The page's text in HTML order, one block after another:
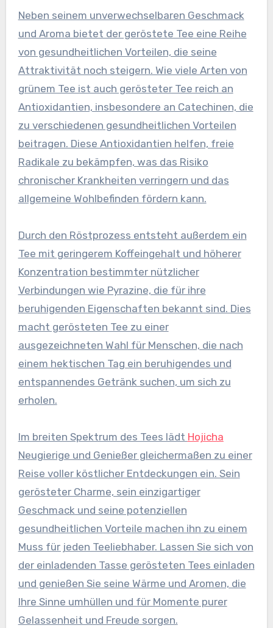
Neben seinem unverwechselbaren Geschmack
und Aroma bietet der geröstete Tee eine Reihe
von gesundheitlichen Vorteilen, die seine
Attraktivität noch steigern. Wie viele Arten von
grünem Tee ist auch gerösteter Tee reich an
Antioxidantien, insbesondere an Catechinen, die
zu verschiedenen gesundheitlichen Vorteilen
beitragen. Diese Antioxidantien helfen, freie
Radikale zu bekämpfen, was das Risiko
chronischer Krankheiten verringern und das
allgemeine Wohlbefinden fördern kann.
Durch den Röstprozess entsteht außerdem ein
Tee mit geringerem Koffeingehalt und höherer
Konzentration bestimmter nützlicher
Verbindungen wie Pyrazine, die für ihre
beruhigenden Eigenschaften bekannt sind. Dies
macht gerösteten Tee zu einer
ausgezeichneten Wahl für Menschen, die nach
einem hektischen Tag ein beruhigendes und
entspannendes Getränk suchen, um sich zu
erholen.
Im breiten Spektrum des Tees lädt Hojicha
Neugierige und Genießer gleichermaßen zu einer
Reise voller köstlicher Entdeckungen ein. Sein
gerösteter Charme, sein einzigartiger
Geschmack und seine potenziellen
gesundheitlichen Vorteile machen ihn zu einem
Muss für jeden Teeliebhaber. Lassen Sie sich von
der einladenden Tasse gerösteten Tees einladen
und genießen Sie seine Wärme und Aromen, die
Ihre Sinne umhüllen und für Momente purer
Gelassenheit und Freude sorgen.